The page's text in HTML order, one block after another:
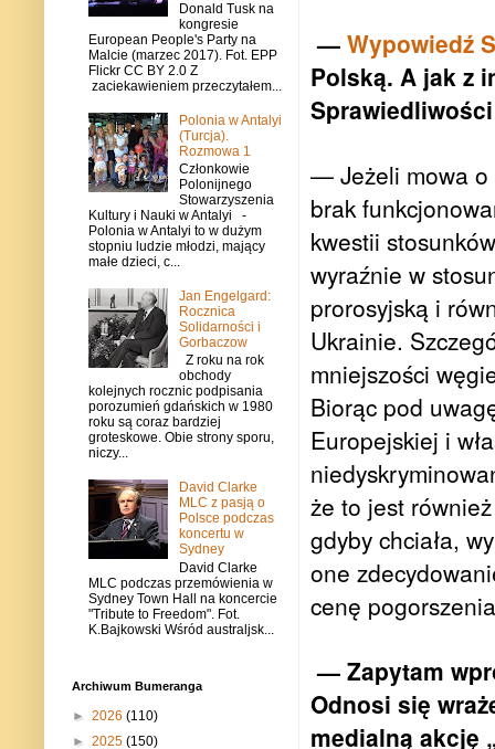
— Wypowiedź
Polską. A jak z
— Jeżeli mowa o
brak
kwestii
wyraźnie w
prorosyjską i
Ukrainie.
mniejszości
Biorąc pod
Europejskiej i
że to jest
gdyby chciała,
one
cenę
— Zapytam
Odnosi się
medialną akcję
Donald Tusk na
kongresie
European People's Party na
Malcie (marzec 2017). Fot. EPP
Flickr CC BY 2.0 Z
zaciekawieniem przeczytałem...
Polonia w Antalyi
(Turcja).
Rozmowa 1
Członkowie
Polonijnego
Stowarzyszenia
Kultury i Nauki w Antalyi -
Polonia w Antalyi to w dużym
stopniu ludzie młodzi, mający
małe dzieci, c...
Jan Engelgard:
Rocznica
Solidarności i
Gorbaczow
Z roku na rok
obchody
kolejnych rocznic podpisania
porozumień gdańskich w 1980
roku są coraz bardziej
groteskowe. Obie strony sporu,
niczy...
David Clarke
MLC z pasją o
Polsce podczas
koncertu w
Sydney
David Clarke
MLC podczas przemówienia w
Sydney Town Hall na koncercie
"Tribute to Freedom". Fot.
K.Bajkowski Wśród australjsk...
Archiwum Bumeranga
► 2026 (110)
► 2025 (150)